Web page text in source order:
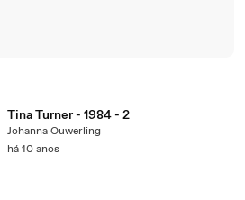
Tina Turner - 1984 - 2
Johanna Ouwerling
há 10 anos